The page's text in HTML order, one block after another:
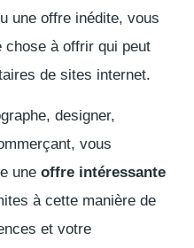
une offre inédite, vous
chose à offrir qui peut
de sites internet.
designer,
vous
une offre intéressante
à cette manière de
et votre